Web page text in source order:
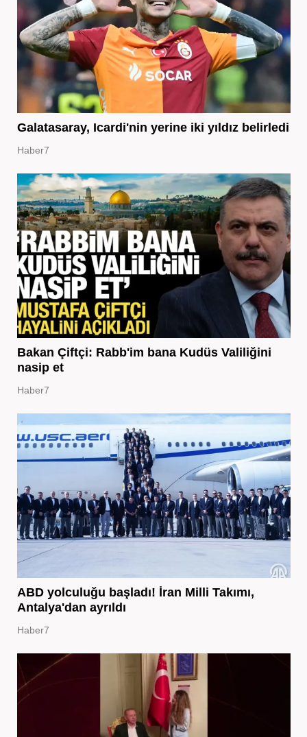
Galatasaray, Icardi'nin yerine iki yıldız belirledi
Haber7
Bakan Çiftçi: Rabb'im bana Kudüs Valiliğini
nasip et
Haber7
ABD yolculuğu başladı! İran Milli Takımı,
Antalya'dan ayrıldı
Haber7